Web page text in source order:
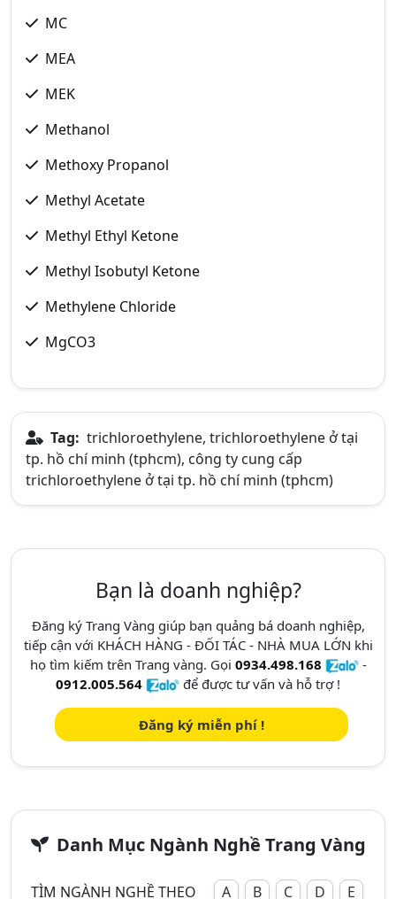
MC
MEA
MEK
Methanol
Methoxy Propanol
Methyl Acetate
Methyl Ethyl Ketone
Methyl Isobutyl Ketone
Methylene Chloride
MgCO3
Tag: trichloroethylene, trichloroethylene ở tại
tp. hồ chí minh (tphcm), công ty cung cấp
trichloroethylene ở tại tp. hồ chí minh (tphcm)
Bạn là doanh nghiệp?
Đăng ký Trang Vàng giúp bạn quảng bá doanh nghiệp,
tiếp cận với KHÁCH HÀNG - ĐỐI TÁC - NHÀ MUA LỚN khi
họ tìm kiếm trên Trang vàng. Gọi 0934.498.168
-
0912.005.564
để được tư vấn và hỗ trợ !
Đăng ký miễn phí !
Danh Mục Ngành Nghề Trang Vàng
TÌM NGÀNH NGHỀ THEO A B C D E